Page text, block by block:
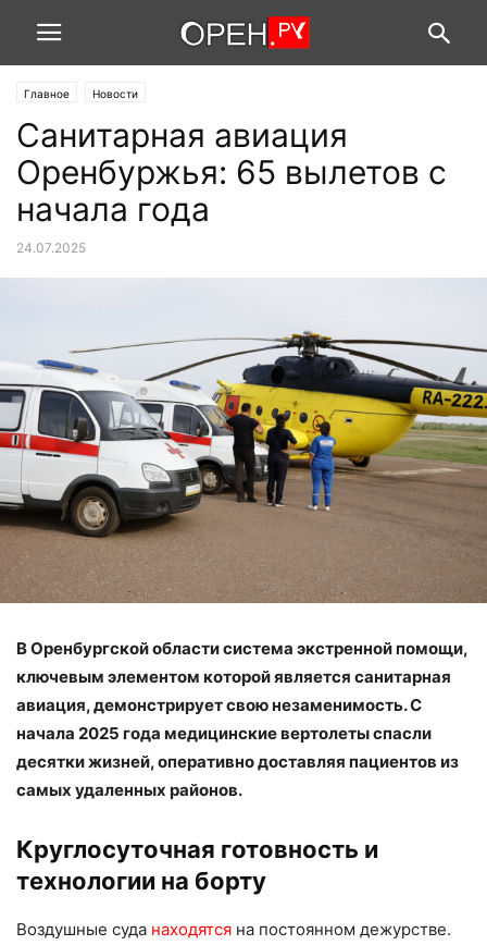
Главное Новости
Санитарная авиация
Оренбуржья: 65 вылетов с
начала года
24.07.2025
В Оренбургской области система экстренной помощи,
ключевым элементом которой является санитарная
авиация, демонстрирует свою незаменимость. С
начала 2025 года медицинские вертолеты спасли
десятки жизней, оперативно доставляя пациентов из
самых удаленных районов.
Круглосуточная готовность и
технологии на борту
Воздушные суда находятся на постоянном дежурстве.